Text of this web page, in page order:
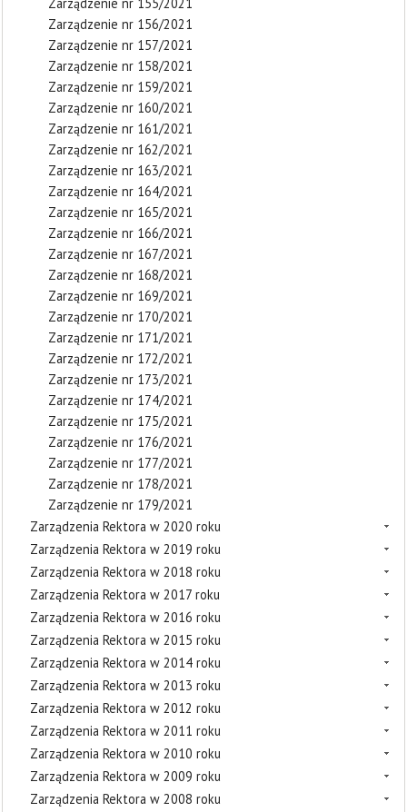
Zarządzenie nr 156/2021
Zarządzenie nr 157/2021
Zarządzenie nr 158/2021
Zarządzenie nr 159/2021
Zarządzenie nr 160/2021
Zarządzenie nr 161/2021
Zarządzenie nr 162/2021
Zarządzenie nr 163/2021
Zarządzenie nr 164/2021
Zarządzenie nr 165/2021
Zarządzenie nr 166/2021
Zarządzenie nr 167/2021
Zarządzenie nr 168/2021
Zarządzenie nr 169/2021
Zarządzenie nr 170/2021
Zarządzenie nr 171/2021
Zarządzenie nr 172/2021
Zarządzenie nr 173/2021
Zarządzenie nr 174/2021
Zarządzenie nr 175/2021
Zarządzenie nr 176/2021
Zarządzenie nr 177/2021
Zarządzenie nr 178/2021
Zarządzenie nr 179/2021
Zarządzenia Rektora w 2020 roku
Zarządzenia Rektora w 2019 roku
Zarządzenia Rektora w 2018 roku
Zarządzenia Rektora w 2017 roku
Zarządzenia Rektora w 2016 roku
Zarządzenia Rektora w 2015 roku
Zarządzenia Rektora w 2014 roku
Zarządzenia Rektora w 2013 roku
Zarządzenia Rektora w 2012 roku
Zarządzenia Rektora w 2011 roku
Zarządzenia Rektora w 2010 roku
Zarządzenia Rektora w 2009 roku
Zarządzenia Rektora w 2008 roku